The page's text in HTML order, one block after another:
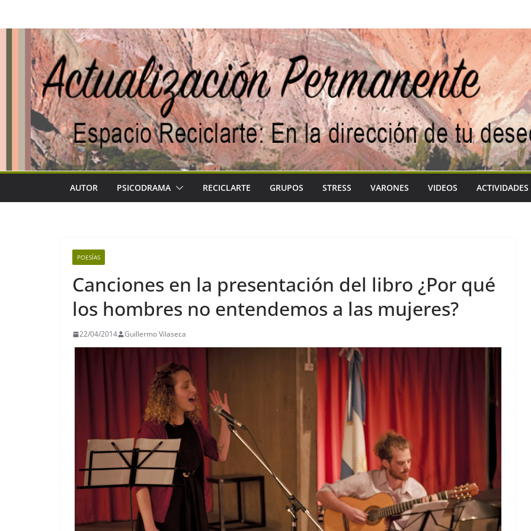
contenido
AUTOR PSICODRAMA RECICLARTE GRUPOS STRESS VARONES VIDEOS ACTIVIDADES
POESÍAS
Canciones en la presentación del libro ¿Por qué
los hombres no entendemos a las mujeres?
22/04/2014 Guillermo Vilaseca